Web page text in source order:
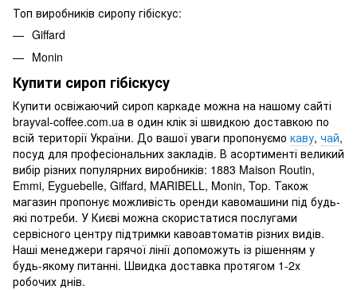
Топ виробників сиропу гібіскус:
Giffard
Monin
Купити сироп гібіскусу
Купити освіжаючий сироп каркаде можна на нашому сайті
brayval-coffee.com.ua в один клік зі швидкою доставкою по
всій території України. До вашої уваги пропонуємо каву, чай,
посуд для професіональних закладів. В асортименті великий
вибір різних популярних виробників: 1883 Maison Routin,
Emmi, Eyguebelle, Giffard, MARIBELL, Monin, Top. Також
магазин пропонує можливість оренди кавомашини під будь-
які потреби. У Києві можна скористатися послугами
сервісного центру підтримки кавоавтоматів різних видів.
Наші менеджери гарячої лінії допоможуть із рішенням у
будь-якому питанні. Швидка доставка протягом 1-2х
робочих днів.